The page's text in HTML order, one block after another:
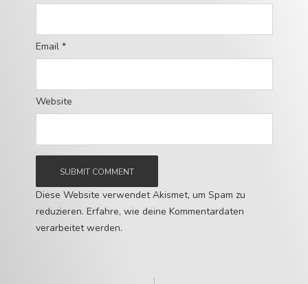
Email *
Website
Diese Website verwendet Akismet, um Spam zu
reduzieren. Erfahre, wie deine Kommentardaten
verarbeitet werden.